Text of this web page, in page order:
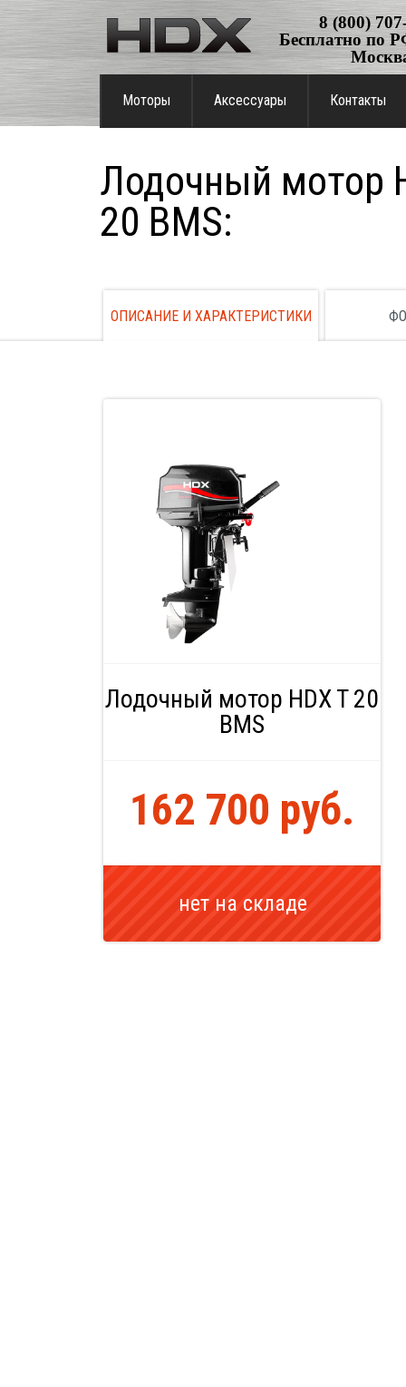
8 (800)
Бесплатно по
Моторы Аксессуары Контакты
Лодочный мотор
20 BMS:
ОПИСАНИЕ И ХАРАКТЕРИСТИКИ
Лодочный мотор HDX T 20
BMS
162 700 руб.
нет на складе